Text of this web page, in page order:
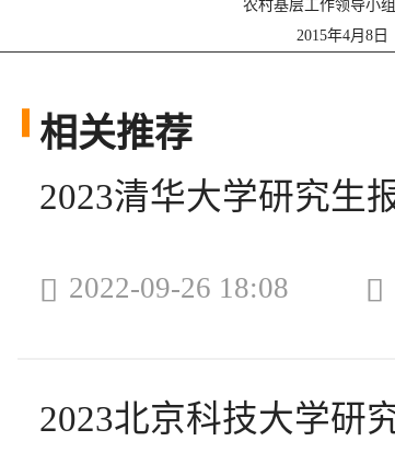
农村基层工作领导小
2015年4月8日
相关推荐
2023清华大学研究生
 2022-09-26 18:08 